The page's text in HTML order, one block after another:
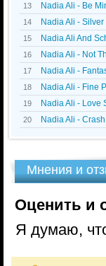
13 Nadia Ali - Be
14 Nadia Ali -
15 Nadia Ali And
16 Nadia Ali - Not
17 Nadia Ali -
18 Nadia Ali - Fine
19 Nadia Ali - Love
20 Nadia Ali -
Мнения и
Оценить и
Я думаю,